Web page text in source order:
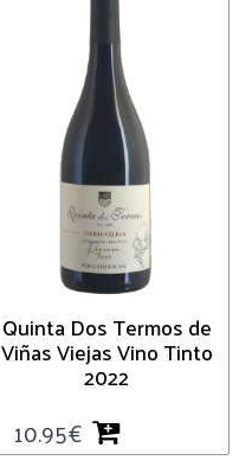
Quinta Dos Termos de
Viñas Viejas Vino Tinto
2022
10.95€